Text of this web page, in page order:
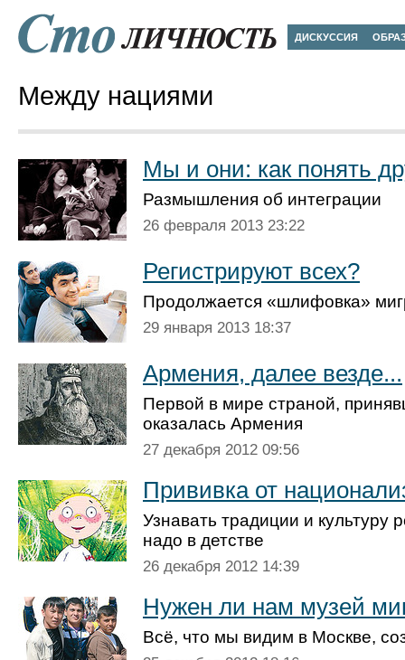
ДИСКУССИЯ
Между нациями
Мы и они: как понять
Размышления об интеграции
26 февраля 2013 23:22
Регистрируют всех?
Продолжается «шлифовка»
29 января 2013 18:37
Армения, далее везде...
Первой в мире страной,
оказалась Армения
27 декабря 2012 09:56
Прививка от
Узнавать традиции и культуру
надо в детстве
26 декабря 2012 14:39
Нужен ли нам музей
Всё, что мы видим в Москве,